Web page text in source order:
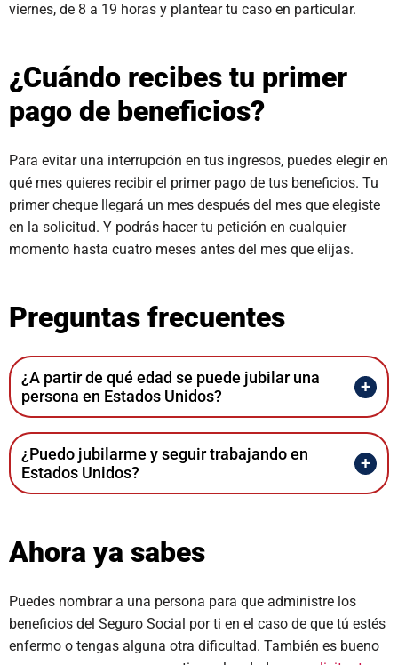
viernes, de 8 a 19 horas y plantear tu caso en particular.
¿Cuándo recibes tu primer
pago de beneficios?
Para evitar una interrupción en tus ingresos, puedes elegir en
qué mes quieres recibir el primer pago de tus beneficios. Tu
primer cheque llegará un mes después del mes que elegiste
en la solicitud. Y podrás hacer tu petición en cualquier
momento hasta cuatro meses antes del mes que elijas.
Preguntas frecuentes
¿A partir de qué edad se puede jubilar una
persona en Estados Unidos?
¿Puedo jubilarme y seguir trabajando en
Estados Unidos?
Ahora ya sabes
Puedes nombrar a una persona para que administre los
beneficios del Seguro Social por ti en el caso de que tú estés
enfermo o tengas alguna otra dificultad. También es bueno